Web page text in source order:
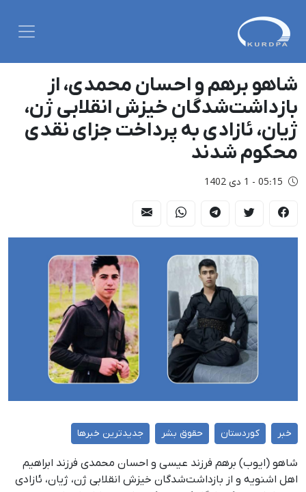
شاهو برهم و احسان محمدی، از
بازداشت‌شدگان خیزش انقلابی ژن،
ژیان، ئازادی به پرداخت جزای نقدی
محکوم شدند
05:15 - 1 دی 1402
خبر کوردستان حقوق بشر جدیدترین خبرها
شاهو (ایوب) برهم فرزند عیسی و احسان محمدی فرزند ابراهیم
اهل اشنویه و از بازداشت‌شدگان خیزش انقلابی ژن، ژیان، ئازادی